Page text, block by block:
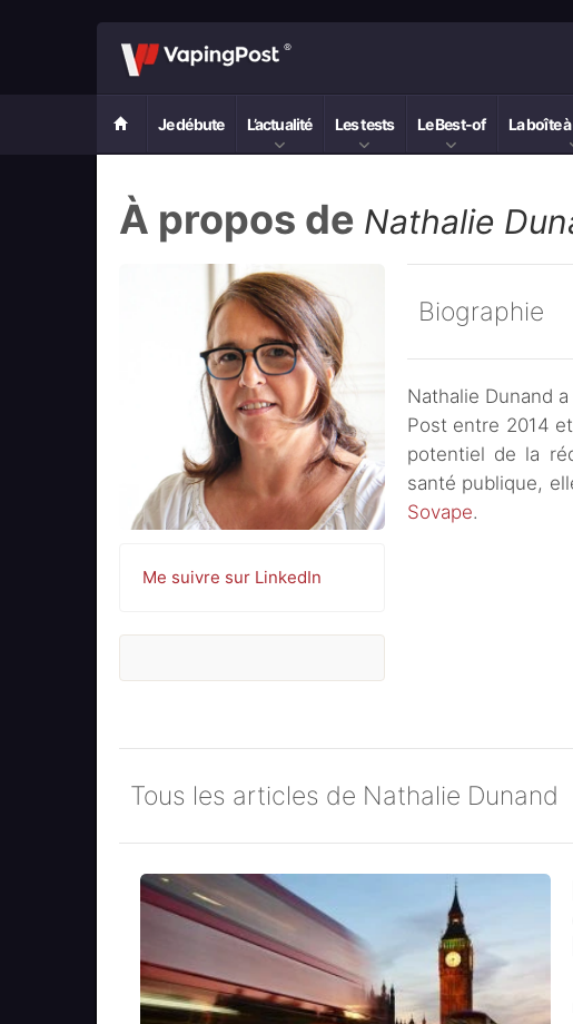
Je débute L’actualité Les tests Le Best-of La boîte
À propos de Nathalie
Me suivre sur LinkedIn
Biographie
Nathalie Dunand
Post entre 2014
potentiel de la
santé publique,
Sovape.
Tous les articles de Nathalie Dunand